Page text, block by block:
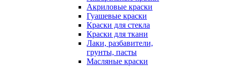
Акриловые краски
Гуашевые краски
Краски для стекла
Краски для ткани
Лаки, разбавители,
грунты, пасты
Масляные краски